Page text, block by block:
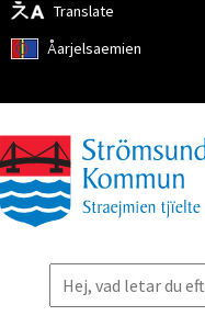
Translate
Åarjelsaemien